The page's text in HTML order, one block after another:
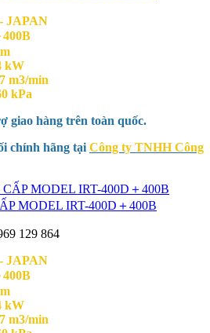
JAPAN
kW
m3/min
kPa
giao hàng trên toàn quốc.
chính hãng tại Công ty TNHH Công
MODEL IRT-400D＋400B
129 864
JAPAN
kW
m3/min